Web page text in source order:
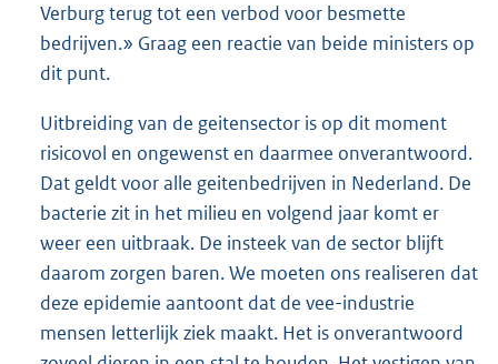
Verburg terug tot een verbod voor besmette
bedrijven.» Graag een reactie van beide ministers op
dit punt.
Uitbreiding van de geitensector is op dit moment
risicovol en ongewenst en daarmee onverantwoord.
Dat geldt voor alle geitenbedrijven in Nederland. De
bacterie zit in het milieu en volgend jaar komt er
weer een uitbraak. De insteek van de sector blijft
daarom zorgen baren. We moeten ons realiseren dat
deze epidemie aantoont dat de vee-industrie
mensen letterlijk ziek maakt. Het is onverantwoord